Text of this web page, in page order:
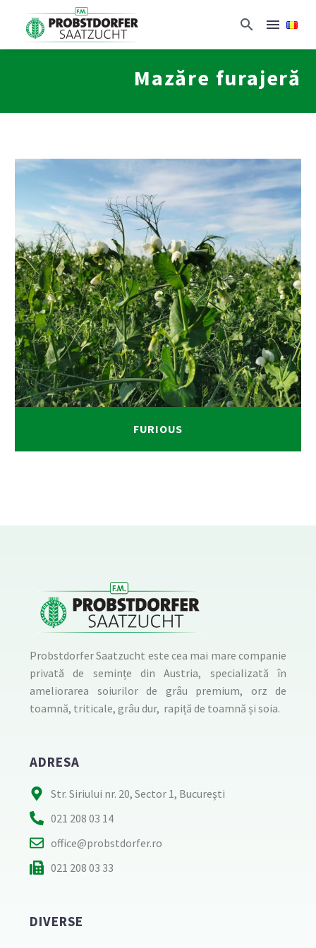
Mazăre furajeră
FURIOUS
Probstdorfer Saatzucht este cea mai mare companie
privată de semințe din Austria, specializată în
ameliorarea soiurilor de grâu premium, orz de
toamnă, triticale, grâu dur, rapiță de toamnă și soia.
ADRESA
Str. Siriului nr. 20, Sector 1, Bucureşti
021 208 03 14
office@probstdorfer.ro
021 208 03 33
DIVERSE